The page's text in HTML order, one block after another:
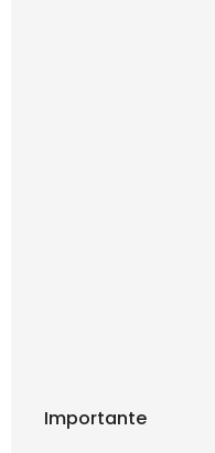
Importante